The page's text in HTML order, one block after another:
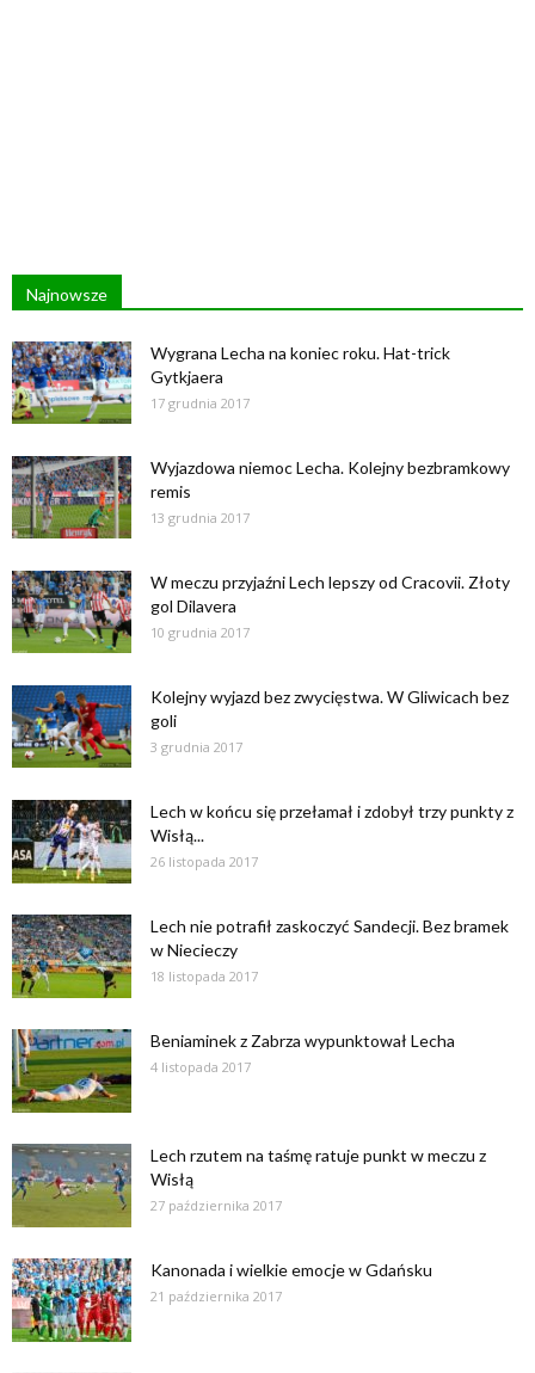
Najnowsze
Wygrana Lecha na koniec roku. Hat-trick
Gytkjaera
17 grudnia 2017
Wyjazdowa niemoc Lecha. Kolejny bezbramkowy
remis
13 grudnia 2017
W meczu przyjaźni Lech lepszy od Cracovii. Złoty
gol Dilavera
10 grudnia 2017
Kolejny wyjazd bez zwycięstwa. W Gliwicach bez
goli
3 grudnia 2017
Lech w końcu się przełamał i zdobył trzy punkty z
Wisłą...
26 listopada 2017
Lech nie potrafił zaskoczyć Sandecji. Bez bramek
w Niecieczy
18 listopada 2017
Beniaminek z Zabrza wypunktował Lecha
4 listopada 2017
Lech rzutem na taśmę ratuje punkt w meczu z
Wisłą
27 października 2017
Kanonada i wielkie emocje w Gdańsku
21 października 2017